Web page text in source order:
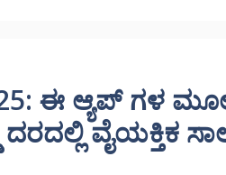
ಈ ಆ್ಯಪ್ ಗಳ
ವೈಯಕ್ತಿಕ ಸಾಲ